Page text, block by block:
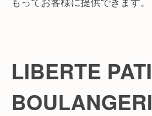
フランス産AOPバター
北海道産小麦粉
LIBERTE